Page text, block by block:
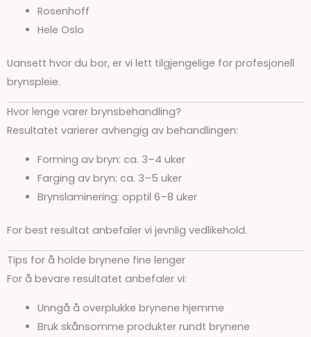
Rosenhoff
Hele Oslo
Uansett hvor du bor, er vi lett tilgjengelige for profesjonell
brynspleie.
Hvor lenge varer brynsbehandling?
Resultatet varierer avhengig av behandlingen:
Forming av bryn: ca. 3–4 uker
Farging av bryn: ca. 3–5 uker
Brynslaminering: opptil 6–8 uker
For best resultat anbefaler vi jevnlig vedlikehold.
Tips for å holde brynene fine lenger
For å bevare resultatet anbefaler vi:
Unngå å overplukke brynene hjemme
Bruk skånsomme produkter rundt brynene